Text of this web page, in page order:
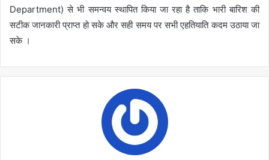
Department) से भी समन्वय स्थापित किया जा रहा है ताकि भारी बारिश की
सटीक जानकारी प्राप्त हो सके और सही समय पर सभी एहतियाति कदम उठाया जा
सके ।